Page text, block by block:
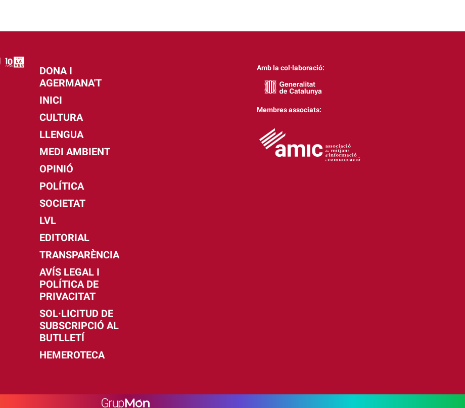
DONA I
AGERMANA'T
INICI
CULTURA
LLENGUA
MEDI AMBIENT
OPINIÓ
POLÍTICA
SOCIETAT
LVL
EDITORIAL
TRANSPARÈNCIA
AVÍS LEGAL I
POLÍTICA DE
PRIVACITAT
SOL·LICITUD DE
SUBSCRIPCIÓ AL
BUTLLETÍ
HEMEROTECA
Amb la col·laboració:
Membres associats: